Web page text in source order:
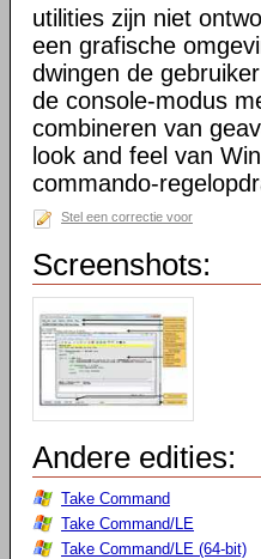
utilities zijn niet
een grafische
dwingen de
de console-modus
combineren van
look and feel van
commando-
Stel een correctie voor
Screenshots:
Andere edities:
Take Command
Take Command/LE
Take Command/LE (64-bit)